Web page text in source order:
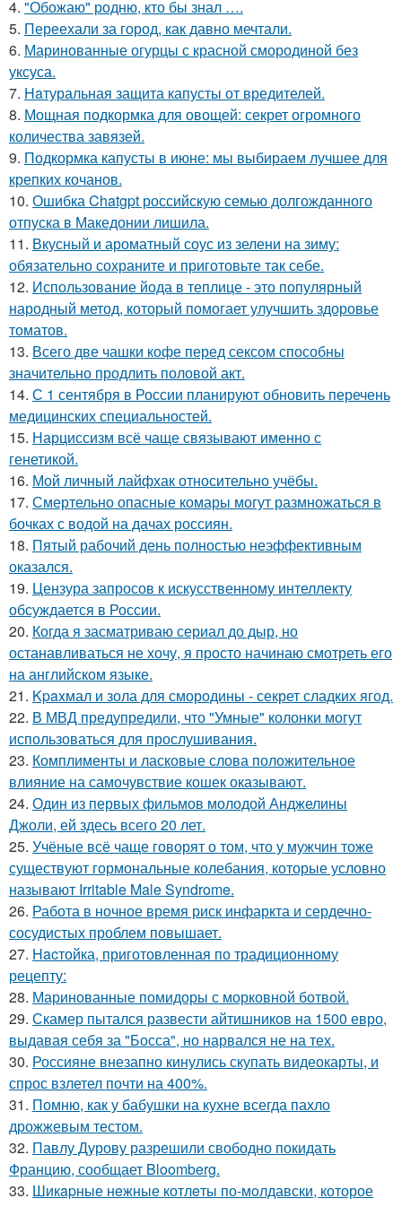
4. "Обожаю" родню, кто бы знал ….
5. Переехали за город, как давно мечтали.
6. Маринованные огурцы с красной смородиной без
уксуса.
7. Haтуральная защита капусты от вредителей.
8. Мощная подкормка для овощей: секрет огромного
количества завязей.
9. Подкормка капусты в июне: мы выбираем лучшее для
крепких кочанов.
10. Ошибка Chatgpt российскую семью долгожданного
отпуска в Македонии лишила.
11. Вкусный и ароматный соус из зелени на зиму:
обязательно сохраните и приготовьте так себе.
12. Использование йода в теплице - это популярный
народный метод, который помогает улучшить здоровье
томатов.
13. Всего две чашки кофе перед сексом способны
значительно продлить половой акт.
14. С 1 сентября в России планируют обновить перечень
медицинских специальностей.
15. Нарциссизм всё чаще связывают именно с
генетикой.
16. Мой личный лайфхак относительно учёбы.
17. Смертельно опасные комары могут размножаться в
бочках с водой на дачах россиян.
18. Пятый рабочий день полностью неэффективным
оказался.
19. Цензура запросов к искусственному интеллекту
обсуждается в России.
20. Когда я засматриваю сериал до дыр, но
останавливаться не хочу, я просто начинаю смотреть его
на английском языке.
21. Kpaxмал и зола для смородины - секрет сладких ягод.
22. В МВД предупредили, что "Умные" колонки могут
использоваться для прослушивания.
23. Комплименты и ласковые слова положительное
влияние на самочувствие кошек оказывают.
24. Один из первых фильмов молодой Анджелины
Джоли, ей здесь всего 20 лет.
25. Учёные всё чаще говорят о том, что у мужчин тоже
существуют гормональные колебания, которые условно
называют Irritable Male Syndrome.
26. Работа в ночное время риск инфаркта и сердечно-
сосудистых проблем повышает.
27. Hacтойка, приготовленная по традиционному
рецепту:
28. Маринованные помидоры с морковной ботвой.
29. Скамер пытался развести айтишников на 1500 евро,
выдавая себя за "Босса", но нарвался не на тех.
30. Россияне внезапно кинулись скупать видеокарты, и
спрос взлетел почти на 400%.
31. Помню, как у бабушки на кухне всегда пахло
дрожжевым тестом.
32. Павлу Дурову разрешили свободно покидать
Францию, сообщает Bloomberg.
33. Шикapные нeжные котлeты по-мoлдавски, которое